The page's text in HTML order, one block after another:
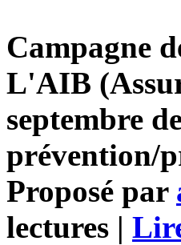
Campagne
L'AIB
septembre
prévention/
Proposé par
lectures |